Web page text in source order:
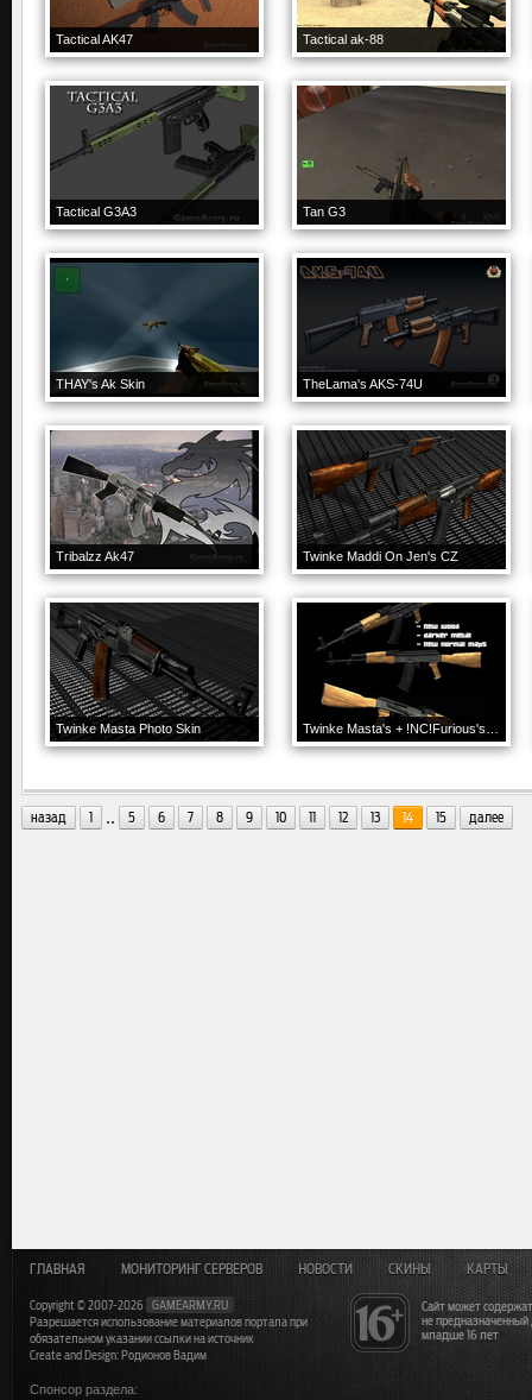
Tactical AK47 Tactical ak-88
Tactical G3A3 Tan G3
THAY's Ak Skin TheLama's AKS-74U
Tribalzz Ak47 Twinke Maddi On Jen's CZ
Twinke Masta Photo Skin
назад 1 .. 5 6 7 8 9 10 11 12 13 14 15 далее
Сайт может
не
младше 16 лет
ГЛАВНАЯ МОНИТОРИНГ СЕРВЕРОВ НОВОСТИ СКИНЫ КАРТЫ
Copyright © 2007-2026
GAMEARMY.RU
Разрешается использование материалов портала при
обязательном указании ссылки на источник
Create and Design: Родионов Вадим
Спонсор раздела: